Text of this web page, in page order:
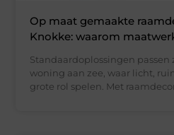
Op maat gemaakte
Knokke: waarom
Standaardoplossingen passen
woning aan zee, waar licht,
grote rol spelen. Met